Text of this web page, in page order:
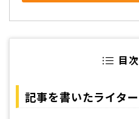
目次
記事を書いたライター